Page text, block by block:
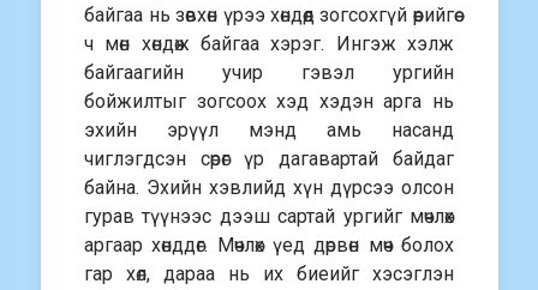
байгаа нь зөвхөн үрээ хөндөөд зогсохгүй өөрийгөө
ч мөн хөндөж байгаа хэрэг. Ингэж хэлж
байгаагийн учир гэвэл ургийн
бойжилтыг зогсоох хэд хэдэн арга нь
эхийн эрүүл мэнд амь насанд
чиглэгдсэн сөрөг үр дагавартай байдаг
байна. Эхийн хэвлийд хүн дүрсээ олсон
гурав түүнээс дээш сартай ургийг мөчлөх
аргаар хөнддөг. Мөчлөх үед дөрвөн мөч болох
гар хөл, дараа нь их биеийг хэсэглэн